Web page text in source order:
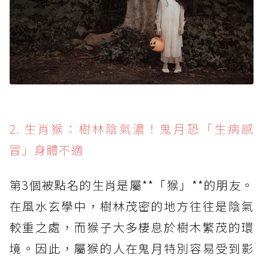
2. 生肖猴：樹林陰氣濃！鬼月恐「生病感
冒」身體不適
第3個被點名的生肖是屬**「猴」**的朋友。
在風水玄學中，樹林茂密的地方往往是陰氣
較重之處，而猴子大多棲息於樹木繁茂的環
境。因此，屬猴的人在鬼月特別容易受到影